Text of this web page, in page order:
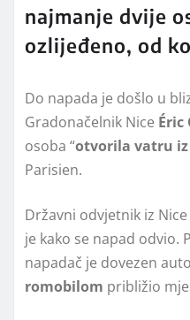
najmanje dvije
ozlijeđeno, od
Do napada je došlo u
Gradonačelnik Nice Éric
osoba “otvorila vatru
Parisien.
Državni odvjetnik iz Nice
je kako se napad odvio.
napadač je dovezen
romobilom približio